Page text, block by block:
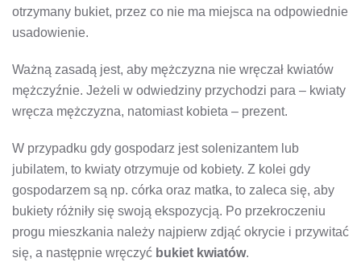
otrzymany bukiet, przez co nie ma miejsca na odpowiednie
usadowienie.
Ważną zasadą jest, aby mężczyzna nie wręczał kwiatów
mężczyźnie. Jeżeli w odwiedziny przychodzi para – kwiaty
wręcza mężczyzna, natomiast kobieta – prezent.
W przypadku gdy gospodarz jest solenizantem lub
jubilatem, to kwiaty otrzymuje od kobiety. Z kolei gdy
gospodarzem są np. córka oraz matka, to zaleca się, aby
bukiety różniły się swoją ekspozycją. Po przekroczeniu
progu mieszkania należy najpierw zdjąć okrycie i przywitać
się, a następnie wręczyć bukiet kwiatów.